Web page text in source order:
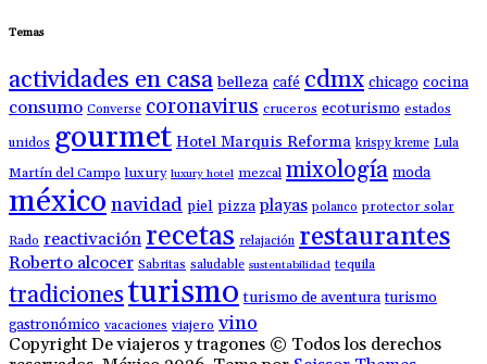
Temas
actividades en casa belleza café cdmx chicago cocina
consumo Converse coronavirus cruceros ecoturismo estados
unidos gourmet Hotel Marquis Reforma krispy kreme Lula
Martín del Campo luxury luxury hotel mezcal mixología moda
méxico navidad piel pizza playas polanco protector solar
Rado reactivación recetas relajación restaurantes
Roberto alcocer Sabritas saludable sustentabilidad tequila
tradicionesturismo turismo de aventura turismo
gastronómico vacaciones viajero vino
Copyright De viajeros y tragones © Todos los derechos